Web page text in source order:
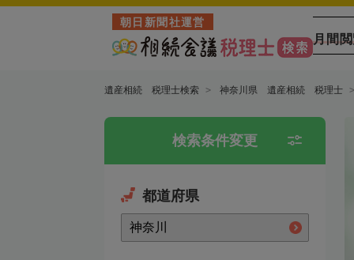
朝日新聞社運営
月間
遺産相続 税理士検索 神奈川県 遺産相続 税理士
検索条件変更
都道府県